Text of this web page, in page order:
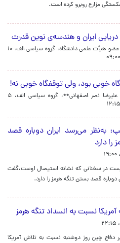
مزارع روبرو کرده است.
ایران و هندسه‌ی نوین قدرت
هیأت علمی دانشگاه، گروه سیاسی الف، ۱۰
خوبی بود، ولی توقفگاه خوبی نه!
نصر اصفهانی**، گروه سیاسی الف، ۵
به‌نظر می‌رسد ایران دوباره قصد
را دارد
در سخنانی که نشانه استیصال اوست،گفت
دوباره قصد بستن تنگه هرمز را دارد.
نسبت به انسداد تنگه هرمز
دفاع چین روز دوشنبه نسبت به تلاش آمریکا